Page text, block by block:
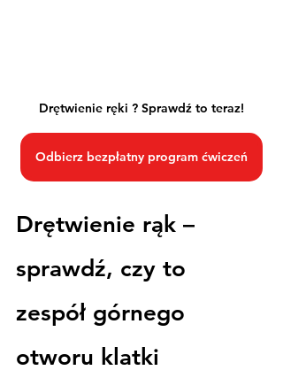
Drętwienie ręki ? Sprawdź to teraz!
Odbierz bezpłatny program ćwiczeń
Drętwienie rąk –
sprawdź, czy to
zespół górnego
otworu klatki